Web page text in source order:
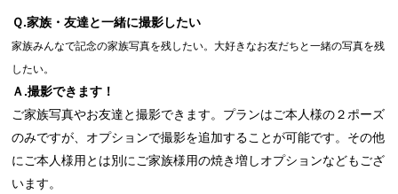
Ｑ.家族・友達と一緒に撮影したい
家族みんなで記念の家族写真を残したい。大好きなお友だちと一緒の写真を残
したい。
Ａ.撮影できます！
ご家族写真やお友達と撮影できます。プランはご本人様の２ポーズ
のみですが、オプションで撮影を追加することが可能です。その他
にご本人様用とは別にご家族様用の焼き増しオプションなどもござ
います。